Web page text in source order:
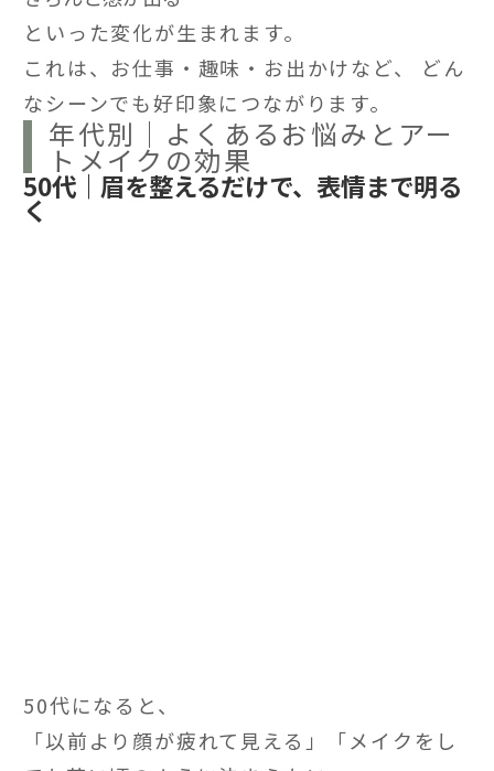
といった変化が生まれます。
これは、お仕事・趣味・お出かけなど、 どん
なシーンでも好印象につながります。
年代別｜よくあるお悩みとアー
トメイクの効果
50代｜眉を整えるだけで、表情まで明る
く
50代になると、
「以前より顔が疲れて見える」「メイクをし